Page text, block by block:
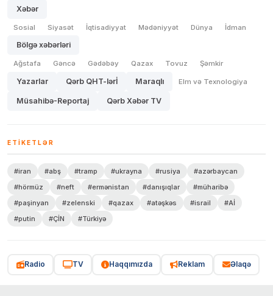
Xəbər
Sosial Siyasət İqtisadiyyat Mədəniyyət Dünya İdman
Bölgə xəbərləri
Ağstafa Gəncə Gədəbəy Qazax Tovuz Şəmkir
Yazarlar Qərb QHT-lərİ Maraqlı Elm və Texnologiya
Müsahibə-Reportaj Qərb Xəbər TV
ETIKETLƏR
#iran #abş #tramp #ukrayna #rusiya
#azərbaycan
#hörmüz
#neft #ermənistan #danışıqlar
#müharibə
#paşinyan
#zelenski #qazax #atəşkəs #israil
#Aİ
#putin
#ÇİN #Türkiyə
Radio TV Haqqımızda Reklam Əlaqə